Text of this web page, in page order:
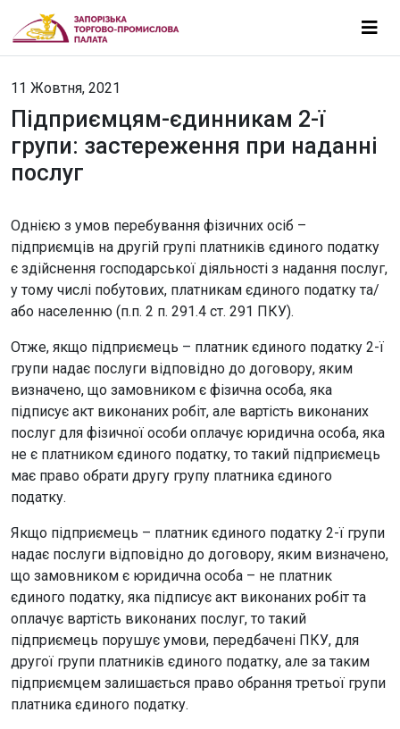
11 Жовтня, 2021
Підприємцям-єдинникам 2-ї
групи: застереження при наданні
послуг
Однією з умов перебування фізичних осіб –
підприємців на другій групі платників єдиного податку
є здійснення господарської діяльності з надання послуг,
у тому числі побутових, платникам єдиного податку та/
або населенню (п.п. 2 п. 291.4 ст. 291 ПКУ).
Отже, якщо підприємець – платник єдиного податку 2-ї
групи надає послуги відповідно до договору, яким
визначено, що замовником є фізична особа, яка
підписує акт виконаних робіт, але вартість виконаних
послуг для фізичної особи оплачує юридична особа, яка
не є платником єдиного податку, то такий підприємець
має право обрати другу групу платника єдиного
податку.
Якщо підприємець – платник єдиного податку 2-ї групи
надає послуги відповідно до договору, яким визначено,
що замовником є юридична особа – не платник
єдиного податку, яка підписує акт виконаних робіт та
оплачує вартість виконаних послуг, то такий
підприємець порушує умови, передбачені ПКУ, для
другої групи платників єдиного податку, але за таким
підприємцем залишається право обрання третьої групи
платника єдиного податку.